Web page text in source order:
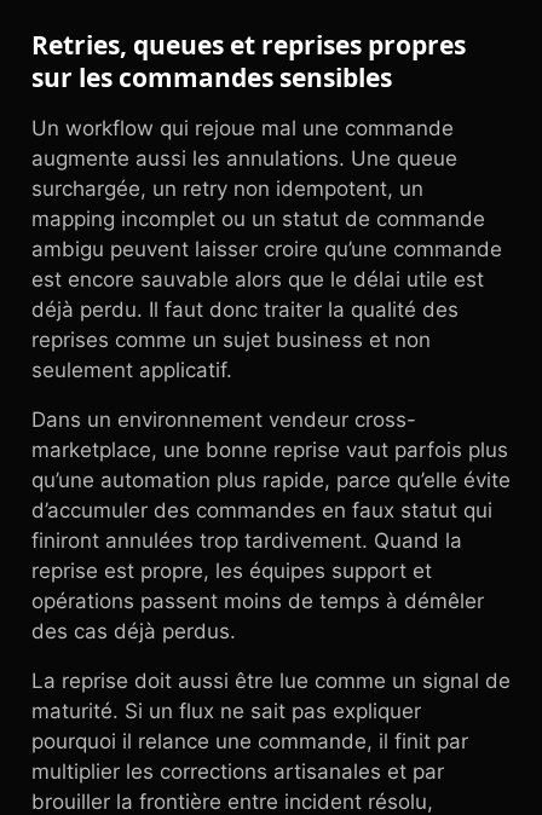
Retries, queues et reprises propres
sur les commandes sensibles
Un workflow qui rejoue mal une commande
augmente aussi les annulations. Une queue
surchargée, un retry non idempotent, un
mapping incomplet ou un statut de commande
ambigu peuvent laisser croire qu’une commande
est encore sauvable alors que le délai utile est
déjà perdu. Il faut donc traiter la qualité des
reprises comme un sujet business et non
seulement applicatif.
Dans un environnement vendeur cross-
marketplace, une bonne reprise vaut parfois plus
qu’une automation plus rapide, parce qu’elle évite
d’accumuler des commandes en faux statut qui
finiront annulées trop tardivement. Quand la
reprise est propre, les équipes support et
opérations passent moins de temps à démêler
des cas déjà perdus.
La reprise doit aussi être lue comme un signal de
maturité. Si un flux ne sait pas expliquer
pourquoi il relance une commande, il finit par
multiplier les corrections artisanales et par
brouiller la frontière entre incident résolu,